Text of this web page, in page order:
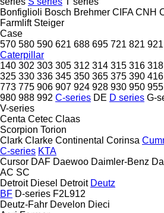
Bonfiglioli Bosch Brehmer CIFA CNH
Farmlift Steiger
Case
570 580 590 621 688 695 721 821 921
Caterpillar
140 302 303 305 312 314 315 316 318
325 330 336 345 350 365 375 390 416
773 775 906 907 924 928 930 950 955
980 988 992 C-series DE D series G-
V-series
Centa Cetec Claas
Scorpion Torion
Clark Clarke Continental Corinsa
C-series KTA
Cursor DAF Daewoo Daimler-Benz
AC SC
Detroit Diesel Detroit Deutz
BF D-series F2L912
Deutz-Fahr Develon Dieci